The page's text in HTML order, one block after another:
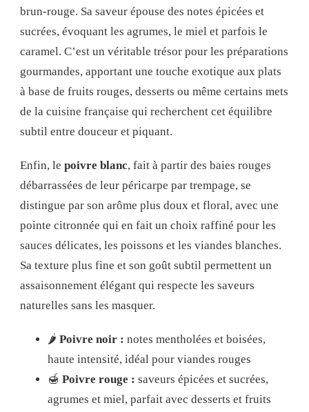
brun-rouge. Sa saveur épouse des notes épicées et
sucrées, évoquant les agrumes, le miel et parfois le
caramel. C’est un véritable trésor pour les préparations
gourmandes, apportant une touche exotique aux plats
à base de fruits rouges, desserts ou même certains mets
de la cuisine française qui recherchent cet équilibre
subtil entre douceur et piquant.
Enfin, le poivre blanc, fait à partir des baies rouges
débarrassées de leur péricarpe par trempage, se
distingue par son arôme plus doux et floral, avec une
pointe citronnée qui en fait un choix raffiné pour les
sauces délicates, les poissons et les viandes blanches.
Sa texture plus fine et son goût subtil permettent un
assaisonnement élégant qui respecte les saveurs
naturelles sans les masquer.
🌶️ Poivre noir : notes mentholées et boisées,
haute intensité, idéal pour viandes rouges
🍯 Poivre rouge : saveurs épicées et sucrées,
agrumes et miel, parfait avec desserts et fruits